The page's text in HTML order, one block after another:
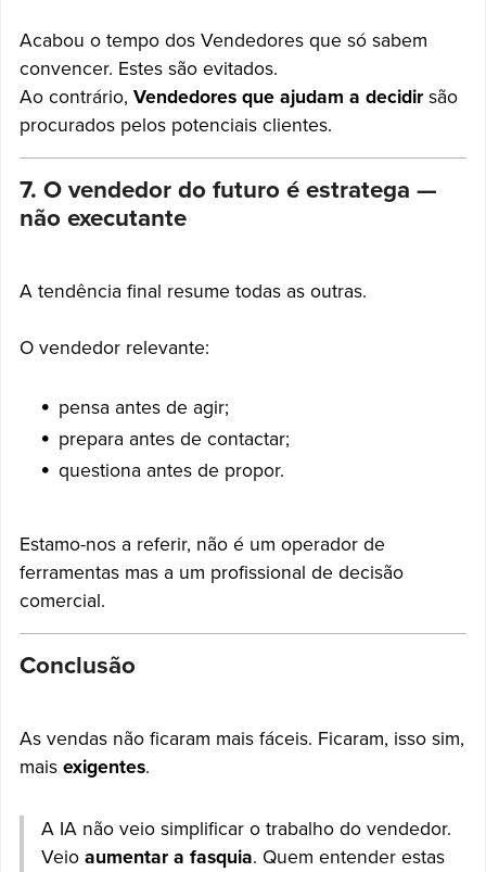
Acabou o tempo dos Vendedores que só sabem
convencer. Estes são evitados.
Ao contrário, Vendedores que ajudam a decidirsão
procurados pelos potenciais clientes.
7. O vendedor do futuro é estratega —
não executante
A tendência final resume todas as outras.
O vendedor relevante:
pensa antes de agir;
prepara antes de contactar;
questiona antes de propor.
Estamo-nos a referir, não é um operador de
ferramentas mas a um profissional de decisão
comercial.
Conclusão
As vendas não ficaram mais fáceis. Ficaram, isso sim,
mais exigentes.
A IA não veio simplificar o trabalho do vendedor.
Veio aumentar a fasquia. Quem entender estas